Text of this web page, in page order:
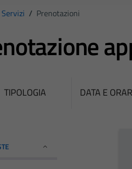
Servizi / Prenotazioni
TIPOLOGIA DATA E